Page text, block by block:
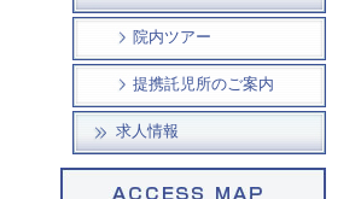
院内ツアー
提携託児所のご案内
求人情報